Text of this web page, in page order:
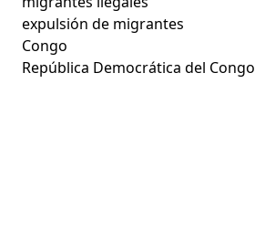
expulsión de migrantes
Congo
República Democrática del Congo